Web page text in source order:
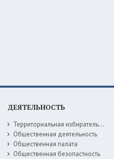
ДЕЯТЕЛЬНОСТЬ
Территориальная избирательная комиссия
Общественная деятельность
Общественная палата
Общественная безопастность